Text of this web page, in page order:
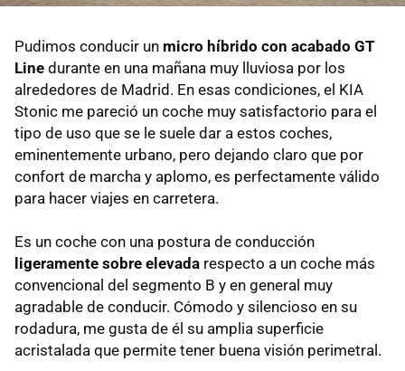
Pudimos conducir un micro híbrido con acabado GT
Line durante en una mañana muy lluviosa por los
alrededores de Madrid. En esas condiciones, el KIA
Stonic me pareció un coche muy satisfactorio para el
tipo de uso que se le suele dar a estos coches,
eminentemente urbano, pero dejando claro que por
confort de marcha y aplomo, es perfectamente válido
para hacer viajes en carretera.
Es un coche con una postura de conducción
ligeramente sobre elevada respecto a un coche más
convencional del segmento B y en general muy
agradable de conducir. Cómodo y silencioso en su
rodadura, me gusta de él su amplia superficie
acristalada que permite tener buena visión perimetral.